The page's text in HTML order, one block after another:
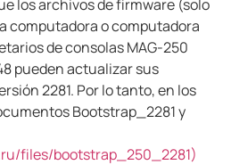
los archivos de firmware (solo
computadora o computadora
de consolas MAG-250
pueden actualizar sus
2281. Por lo tanto, en los
Bootstrap_2281 y
files/bootstrap_250_2281)